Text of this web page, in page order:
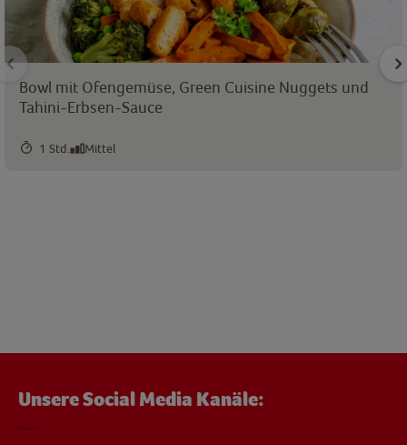
Bowl mit Ofengemüse, Green Cuisine Nuggets und
Tahini-Erbsen-Sauce
1 Std. Mittel
Unsere Social Media Kanäle: